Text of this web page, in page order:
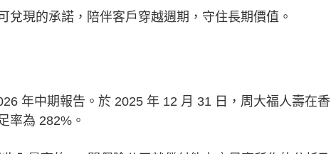
現的承諾，陪伴客戶穿越週期，守住長期價值。
年中期報告。於 2025 年 12 月 31 日，周大福人壽在香
率為 282%。